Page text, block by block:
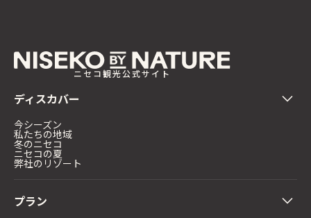
ニセコ観光公式サイト
ディスカバー
今シーズン
私たちの地域
冬のニセコ
ニセコの夏
弊社のリゾート
プラン